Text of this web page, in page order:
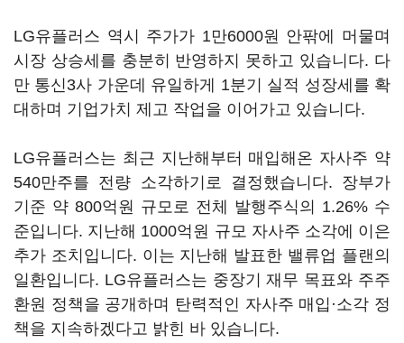
LG유플러스 역시 주가가 1만6000원 안팎에 머물며
시장 상승세를 충분히 반영하지 못하고 있습니다. 다
만 통신3사 가운데 유일하게 1분기 실적 성장세를 확
대하며 기업가치 제고 작업을 이어가고 있습니다.
LG유플러스는 최근 지난해부터 매입해온 자사주 약
540만주를 전량 소각하기로 결정했습니다. 장부가
기준 약 800억원 규모로 전체 발행주식의 1.26% 수
준입니다. 지난해 1000억원 규모 자사주 소각에 이은
추가 조치입니다. 이는 지난해 발표한 밸류업 플랜의
일환입니다. LG유플러스는 중장기 재무 목표와 주주
환원 정책을 공개하며 탄력적인 자사주 매입·소각 정
책을 지속하겠다고 밝힌 바 있습니다.